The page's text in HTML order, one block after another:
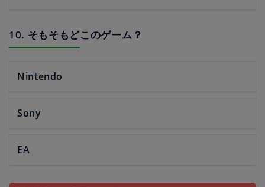
10. そもそもどこのゲーム？
Nintendo
Sony
EA